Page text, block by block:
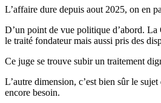
L’affaire dure depuis aout 2025, on en
D’un point de vue politique d’abord. La
le traité fondateur mais aussi pris des
Ce juge se trouve subir un traitement
L’autre dimension, c’est bien sûr le
encore besoin.